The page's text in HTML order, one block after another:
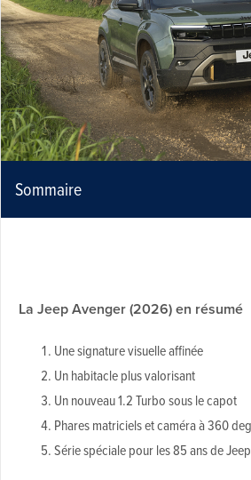
Sommaire
La Jeep Avenger (2026) en résumé
Une signature visuelle affinée
Un habitacle plus valorisant
Un nouveau 1.2 Turbo sous le capot
Phares matriciels et caméra à 360
Série spéciale pour les 85 ans de Jeep